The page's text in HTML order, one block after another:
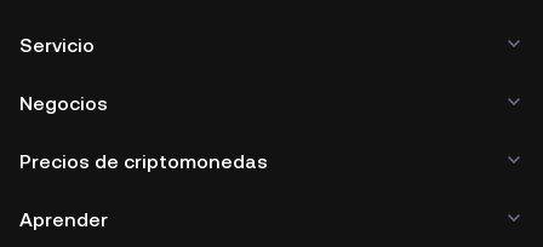
Servicio
Negocios
Precios de criptomonedas
Aprender